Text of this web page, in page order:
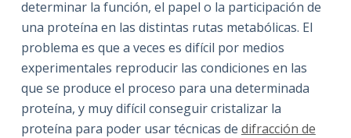
determinar la función, el papel o la participación de
una proteína en las distintas rutas metabólicas. El
problema es que a veces es difícil por medios
experimentales reproducir las condiciones en las
que se produce el proceso para una determinada
proteína, y muy difícil conseguir cristalizar la
proteína para poder usar técnicas de difracción de